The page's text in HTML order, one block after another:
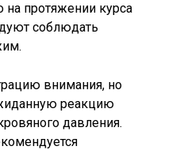
на протяжении курса
соблюдать
внимания, но
реакцию
давления.